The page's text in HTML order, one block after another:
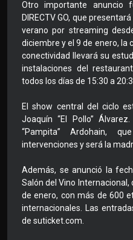
Otro importante anuncio
DIRECTV GO, que
verano por streaming
diciembre y el 9 de enero,
conectividad llevará su
instalaciones del
todos los días de 15:30 a
El show central del ciclo
Joaquín “El Pollo”
“Pampita” Ardohain,
intervenciones y será la
Además, se anunció la
Salón del Vino Internacional,
de enero, con más de 600
internacionales. Las
de suticket.com.